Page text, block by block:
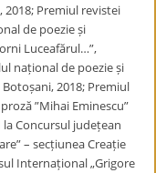
2018; Premiul revistei
de poezie și
Luceafărul…”,
național de poezie și
2018; Premiul
”Mihai Eminescu”
la Concursul județean
– secțiunea Creație
Internațional „Grigore